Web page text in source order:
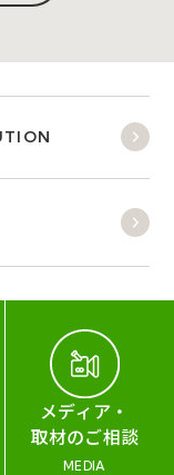
メディア・
取材のご相談
MEDIA